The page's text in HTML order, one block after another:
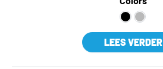
LEES VERDER